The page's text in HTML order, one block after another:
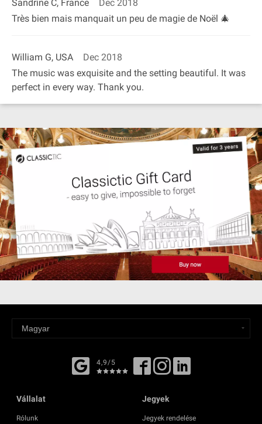
Sandrine C, France
Dec 2018
Très bien mais manquait un peu de magie de Noël 🎄
William G, USA
Dec 2018
The music was exquisite and the setting beautiful. It was
perfect in every way. Thank you.
4,9/5
Vállalat
Rólunk
Jegyek
Jegyek rendelése